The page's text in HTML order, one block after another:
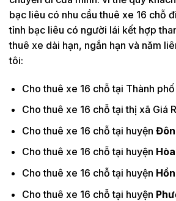
bạc liêu có nhu cầu thuê xe 16 chỗ
tỉnh bạc liêu có người lái kết hợp
thuê xe dài hạn, ngắn hạn và năm
tôi:
Cho thuê xe 16 chỗ tại Thành
Cho thuê xe 16 chỗ tại thị xã Giá
Cho thuê xe 16 chỗ tại huyện
Cho thuê xe 16 chỗ tại huyện
Cho thuê xe 16 chỗ tại huyện
Cho thuê xe 16 chỗ tại huyện